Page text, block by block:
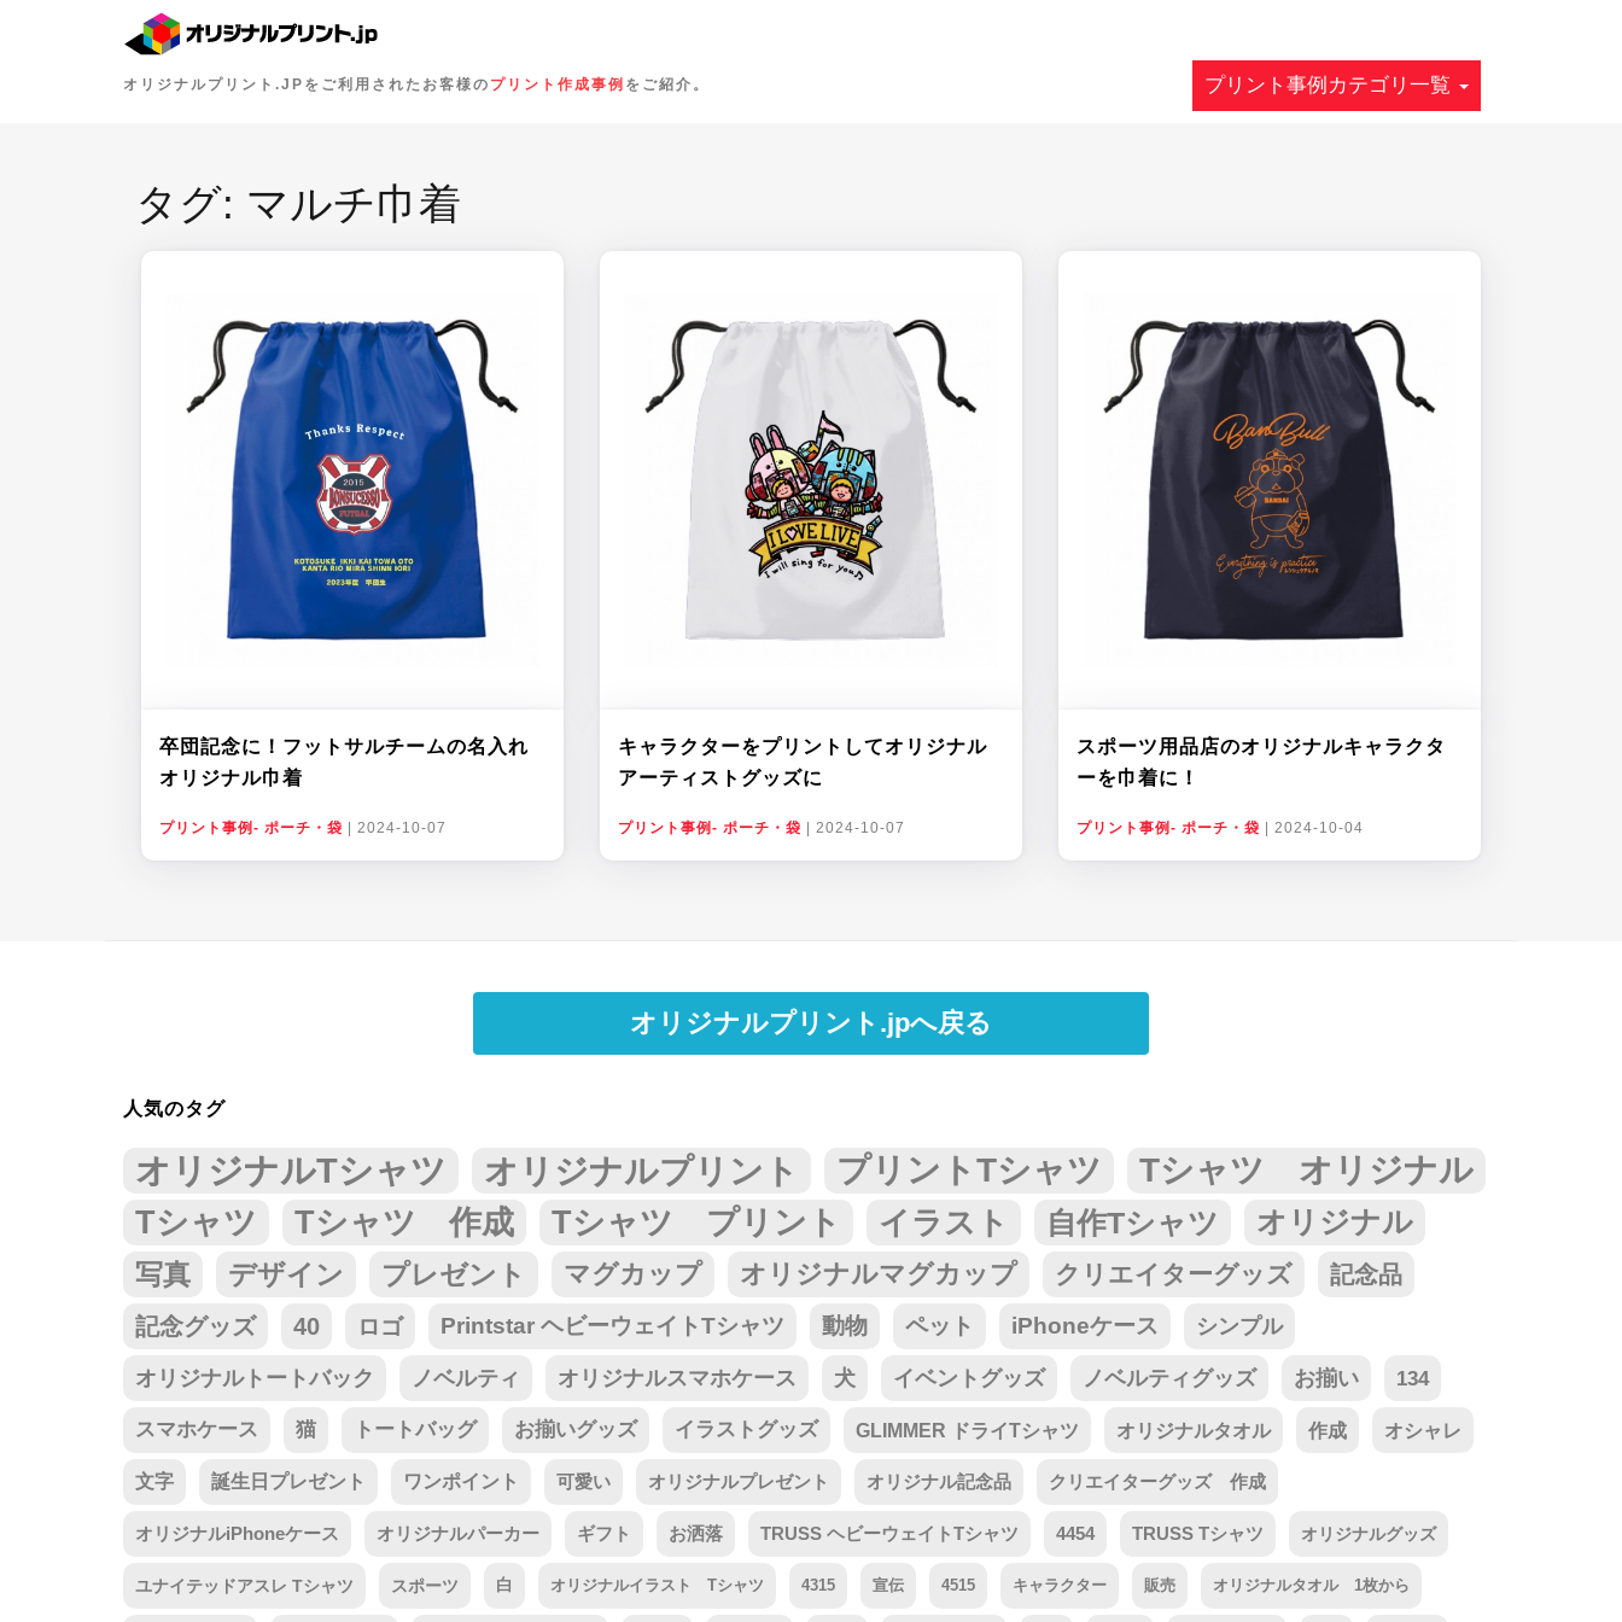
オリジナルプリント.JPをご利用されたお客様の プリント作成事例 をご紹介。 プリント事例カテゴリ一覧
タグ: マルチ巾着
卒団記念に！フットサルチームの名入れ
オリジナル巾着
プリント事例- ポーチ・袋 2024-10-07
キャラクターをプリントしてオリジナル
アーティストグッズに
プリント事例- ポーチ・袋 2024-10-07
スポーツ用品店のオリジナルキャラクタ
ーを巾着に！
プリント事例- ポーチ・袋 2024-10-04
オリジナルプリント.jpへ戻る
人気のタグ
オリジナルTシャツ オリジナルプリント プリントTシャツ
Tシャツ オリジナル
Tシャツ
Tシャツ 作成 Tシャツ プリント イラスト 自作Tシャツ オリジナル
写真 デザイン プレゼント マグカップ オリジナルマグカップ クリエイターグッズ
記念品
記念グッズ
40 ロゴ Printstar ヘビーウェイトTシャツ 動物 ペット iPhoneケース シンプル
オリジナルトートバック ノベルティ オリジナルスマホケース 犬 イベントグッズ ノベルティグッズ お揃い 134
スマホケース 猫 トートバッグ お揃いグッズ イラストグッズ GLIMMER ドライTシャツ オリジナルタオル 作成 オシャレ
文字 誕生日プレゼント ワンポイント 可愛い オリジナルプレゼント オリジナル記念品 クリエイターグッズ 作成
オリジナルiPhoneケース オリジナルパーカー ギフト お洒落 TRUSS ヘビーウェイトTシャツ 4454 TRUSS Tシャツ オリジナルグッズ
ユナイテッドアスレ Tシャツ スポーツ 白 オリジナルイラスト Tシャツ 4315 宣伝 4515 キャラクター 販売 オリジナルタオル 1枚から